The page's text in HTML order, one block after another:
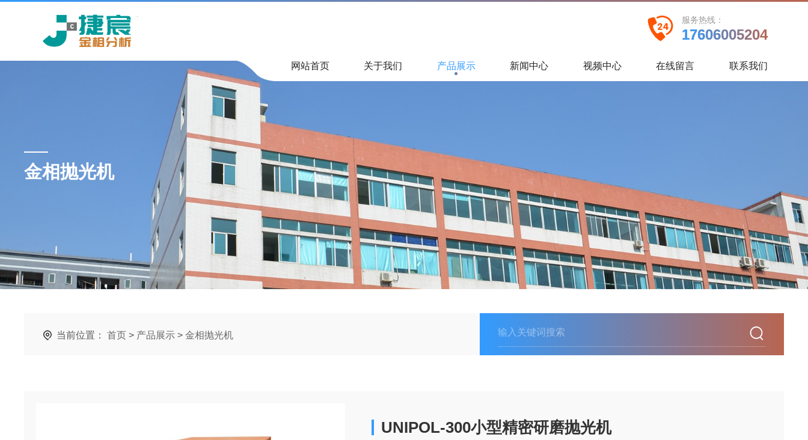
服务热线：
17606005204
网站首页 关于我们 产品展示 新闻中心 视频中心 在线留言 联系我们
金相抛光机
当前位置： 首页 > 产品展示 > 金相抛光机
UNIPOL-300小型精密研磨抛光机